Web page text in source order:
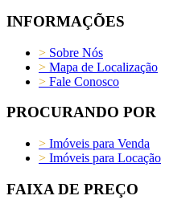
INFORMAÇÕES
> Sobre Nós
> Mapa de Localização
> Fale Conosco
PROCURANDO POR
> Imóveis para Venda
> Imóveis para Locação
FAIXA DE PREÇO